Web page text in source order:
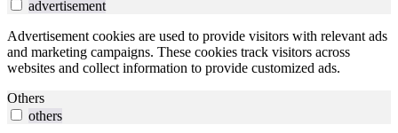
advertisement
Advertisement cookies are used to provide visitors with relevant ads
and marketing campaigns. These cookies track visitors across
websites and collect information to provide customized ads.
Others
others